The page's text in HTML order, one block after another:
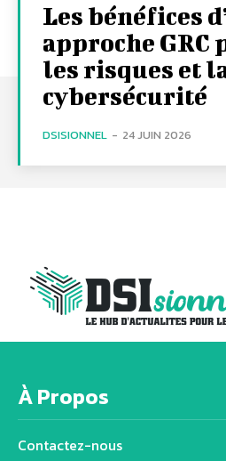
Les bénéfices
approche GRC
les risques et
cybersécurité
DSISIONNEL - 24 JUIN 2026
À Propos
Contactez-nous